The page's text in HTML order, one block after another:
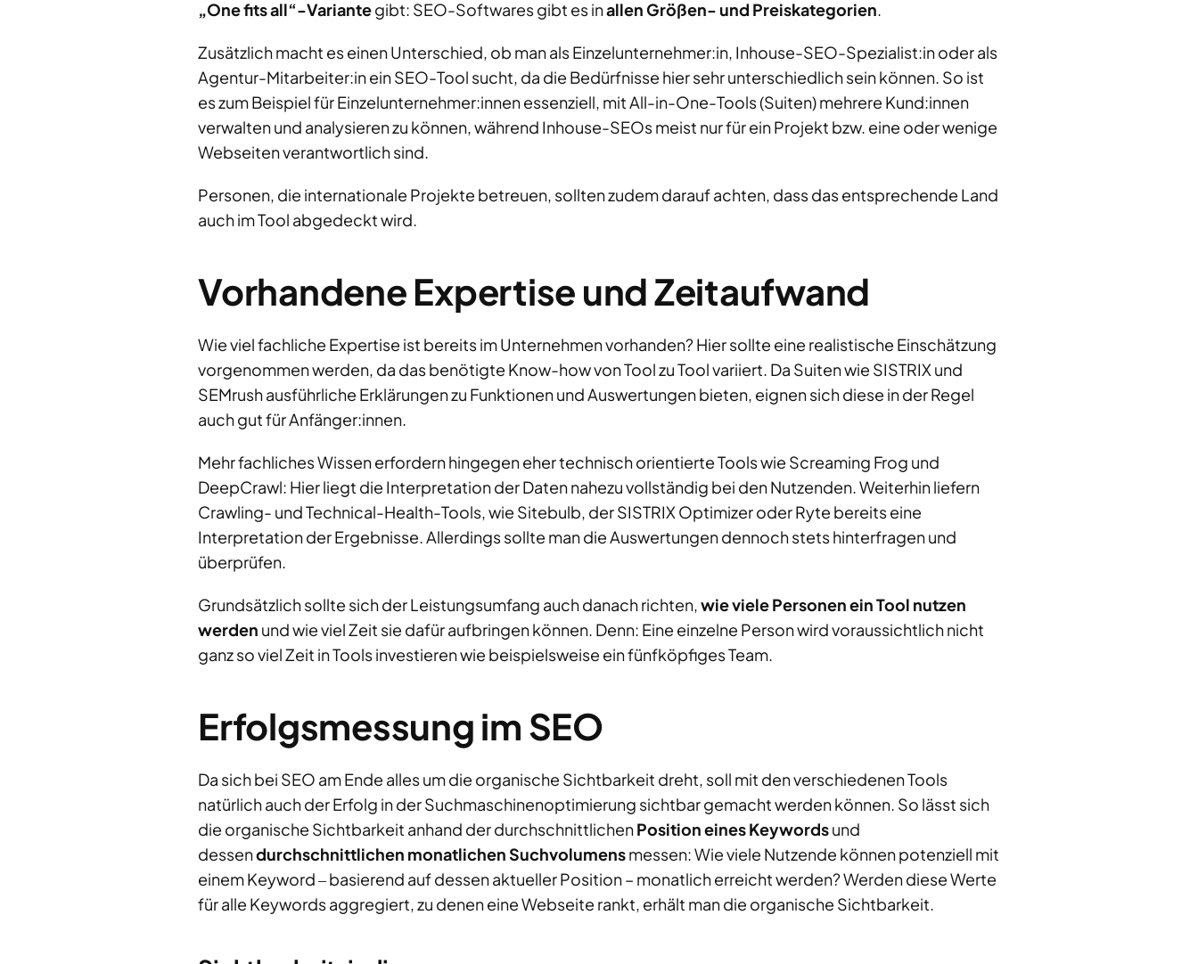
„One fits all“-Variantegibt: SEO-Softwares gibt es inallen Größen- und Preiskategorien.
Zusätzlich macht es einen Unterschied, ob man als Einzelunternehmer:in, Inhouse-SEO-Spezialist:in oder als
Agentur-Mitarbeiter:in ein SEO-Tool sucht, da die Bedürfnisse hier sehr unterschiedlich sein können. So ist
es zum Beispiel für Einzelunternehmer:innen essenziell, mit All-in-One-Tools (Suiten) mehrere Kund:innen
verwalten und analysieren zu können, während Inhouse-SEOs meist nur für ein Projekt bzw. eine oder wenige
Webseiten verantwortlich sind.
Personen, die internationale Projekte betreuen, sollten zudem darauf achten, dass das entsprechende Land
auch im Tool abgedeckt wird.
Vorhandene Expertise und Zeitaufwand
Wie viel fachliche Expertise ist bereits im Unternehmen vorhanden? Hier sollte eine realistische Einschätzung
vorgenommen werden, da das benötigte Know-how von Tool zu Tool variiert. Da Suiten wie SISTRIX und
SEMrush ausführliche Erklärungen zu Funktionen und Auswertungen bieten, eignen sich diese in der Regel
auch gut für Anfänger:innen.
Mehr fachliches Wissen erfordern hingegen eher technisch orientierte Tools wie Screaming Frog und
DeepCrawl: Hier liegt die Interpretation der Daten nahezu vollständig bei den Nutzenden. Weiterhin liefern
Crawling- und Technical-Health-Tools, wie Sitebulb, der SISTRIX Optimizer oder Ryte bereits eine
Interpretation der Ergebnisse. Allerdings sollte man die Auswertungen dennoch stets hinterfragen und
überprüfen.
Grundsätzlich sollte sich der Leistungsumfang auch danach richten,wie viele Personen ein Tool nutzen
werden und wie viel Zeit sie dafür aufbringen können. Denn: Eine einzelne Person wird voraussichtlich nicht
ganz so viel Zeit in Tools investieren wie beispielsweise ein fünfköpfiges Team.
Erfolgsmessung im SEO
Da sich bei SEO am Ende alles um die organische Sichtbarkeit dreht, soll mit den verschiedenen Tools
natürlich auch der Erfolg in der Suchmaschinenoptimierung sichtbar gemacht werden können. So lässt sich
die organische Sichtbarkeit anhand der durchschnittlichenPosition eines Keywordsund
dessendurchschnittlichen monatlichen Suchvolumensmessen: Wie viele Nutzende können potenziell mit
einem Keyword ‒ basierend auf dessen aktueller Position – monatlich erreicht werden? Werden diese Werte
für alle Keywords aggregiert, zu denen eine Webseite rankt, erhält man die organische Sichtbarkeit.